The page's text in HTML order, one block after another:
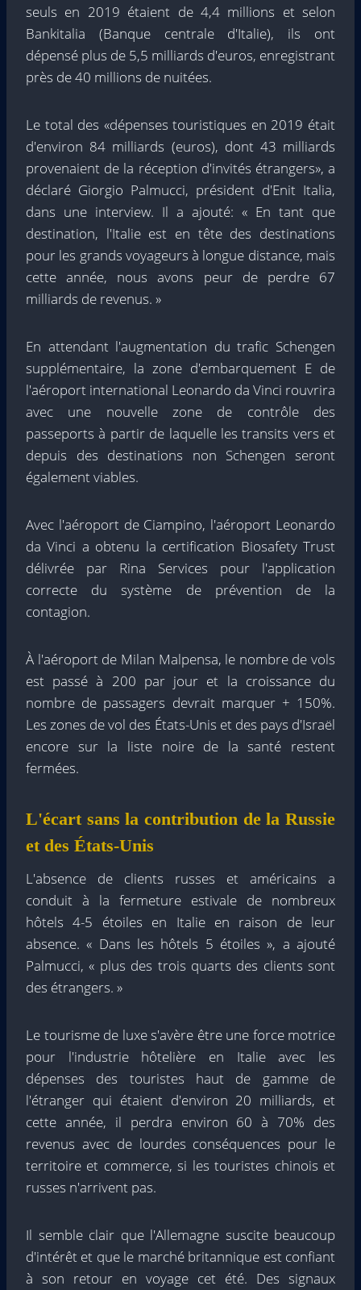
seuls en 2019 étaient de 4,4 millions et selon
Bankitalia (Banque centrale d'Italie), ils ont
dépensé plus de 5,5 milliards d'euros, enregistrant
près de 40 millions de nuitées.
Le total des «dépenses touristiques en 2019 était
d'environ 84 milliards (euros), dont 43 milliards
provenaient de la réception d'invités étrangers», a
déclaré Giorgio Palmucci, président d'Enit Italia,
dans une interview. Il a ajouté: « En tant que
destination, l'Italie est en tête des destinations
pour les grands voyageurs à longue distance, mais
cette année, nous avons peur de perdre 67
milliards de revenus. »
En attendant l'augmentation du trafic Schengen
supplémentaire, la zone d'embarquement E de
l'aéroport international Leonardo da Vinci rouvrira
avec une nouvelle zone de contrôle des
passeports à partir de laquelle les transits vers et
depuis des destinations non Schengen seront
également viables.
Avec l'aéroport de Ciampino, l'aéroport Leonardo
da Vinci a obtenu la certification Biosafety Trust
délivrée par Rina Services pour l'application
correcte du système de prévention de la
contagion.
À l'aéroport de Milan Malpensa, le nombre de vols
est passé à 200 par jour et la croissance du
nombre de passagers devrait marquer + 150%.
Les zones de vol des États-Unis et des pays d'Israël
encore sur la liste noire de la santé restent
fermées.
L'écart sans la contribution de la Russie
et des États-Unis
L'absence de clients russes et américains a
conduit à la fermeture estivale de nombreux
hôtels 4-5 étoiles en Italie en raison de leur
absence. « Dans les hôtels 5 étoiles », a ajouté
Palmucci, « plus des trois quarts des clients sont
des étrangers. »
Le tourisme de luxe s'avère être une force motrice
pour l'industrie hôtelière en Italie avec les
dépenses des touristes haut de gamme de
l'étranger qui étaient d'environ 20 milliards, et
cette année, il perdra environ 60 à 70% des
revenus avec de lourdes conséquences pour le
territoire et commerce, si les touristes chinois et
russes n'arrivent pas.
Il semble clair que l'Allemagne suscite beaucoup
d'intérêt et que le marché britannique est confiant
à son retour en voyage cet été. Des signaux